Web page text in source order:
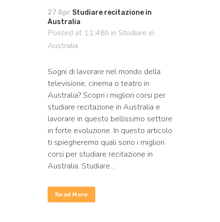
27 Apr Studiare recitazione in
Australia
Posted at 11:48h in Studiare in
Australia
Sogni di lavorare nel mondo della
televisione, cinema o teatro in
Australia? Scopri i migliori corsi per
studiare recitazione in Australia e
lavorare in questo bellissimo settore
in forte evoluzione. In questo articolo
ti spiegheremo quali sono i migliori
corsi per studiare recitazione in
Australia. Studiare...
Read More